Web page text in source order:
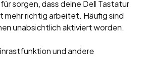
sorgen, dass deine Dell Tastatur
mehr richtig arbeitet. Häufig sind
unabsichtlich aktiviert worden.
und andere